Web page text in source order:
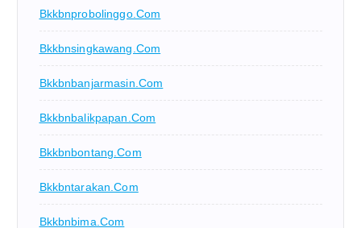
Bkkbnprobolinggo.com
Bkkbnsingkawang.com
Bkkbnbanjarmasin.com
Bkkbnbalikpapan.com
Bkkbnbontang.com
Bkkbntarakan.com
Bkkbnbima.com